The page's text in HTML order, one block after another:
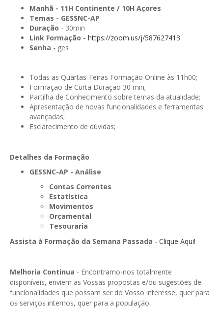
GESDocumental
GESEscola
GESFaturação
GESFeira
GESMarcação
GESSNC-AP Reg. Completo
GESRecrutamento
GESSIADAP III
Manhã - 11H Continente / 10H Açores
Temas - GESSNC-AP
Duração - 30min
Link Formação - https://zoom.us/j/587627413
Senha - ges
Todas as Quartas-Feiras Formação Online às 11h00;
Formação de Curta Duração 30 min;
Partilha de Conhecimento sobre temas da atualidade;
Apresentação de novas funcionalidades e ferramentas
avançadas;
Esclarecimento de dúvidas;
Detalhes da Formação
GESSNC-AP - Análise
Contas Correntes
Estatística
Movimentos
Orçamental
Tesouraria
Assista à Formação da Semana Passada - Clique Aqui!
Melhoria Continua - Encontramo-nos totalmente
disponíveis, enviem as Vossas propostas e/ou sugestões de
funcionalidades que possam ser do Vosso interesse, quer para
os serviços internos, quer para a população.